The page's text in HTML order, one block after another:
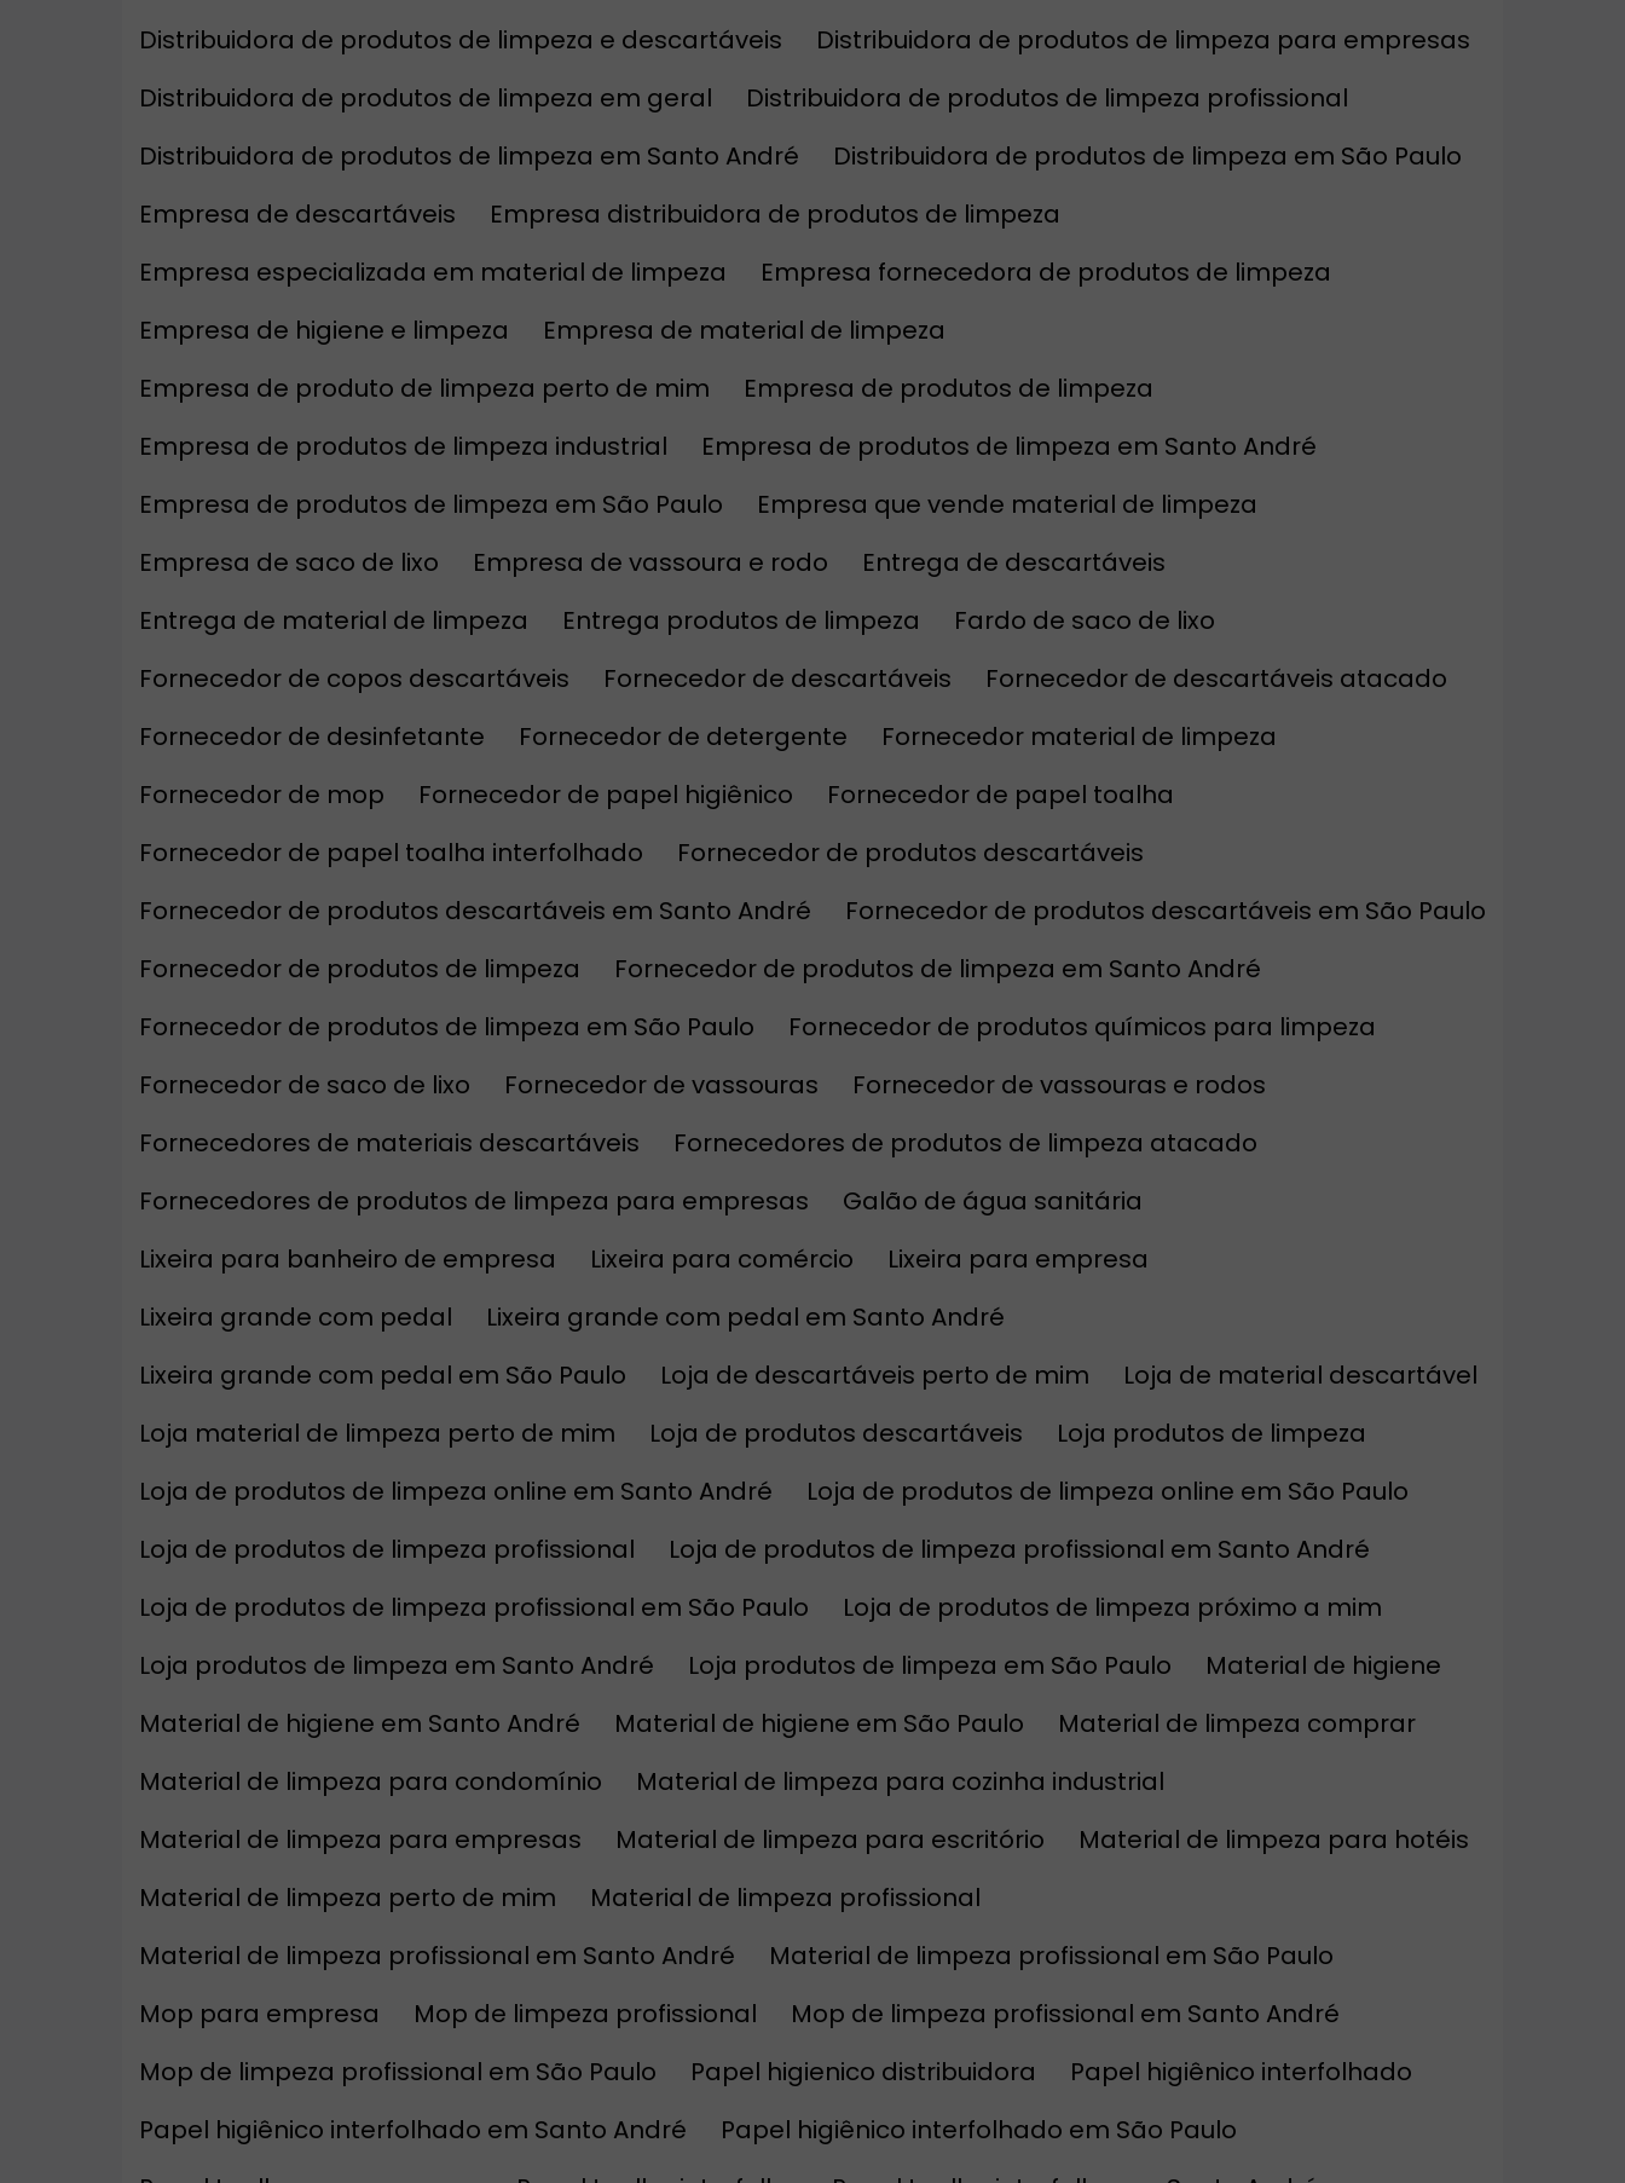
Distribuidora de produtos de limpeza e descartáveis
Distribuidora de produtos de limpeza para empresas
Distribuidora de produtos de limpeza em geral
Distribuidora de produtos de limpeza profissional
Distribuidora de produtos de limpeza em Santo André
Distribuidora de produtos de limpeza em São Paulo
Empresa de descartáveis
Empresa distribuidora de produtos de limpeza
Empresa especializada em material de limpeza
Empresa fornecedora de produtos de limpeza
Empresa de higiene e limpeza
Empresa de material de limpeza
Empresa de produto de limpeza perto de mim
Empresa de produtos de limpeza
Empresa de produtos de limpeza industrial
Empresa de produtos de limpeza em Santo André
Empresa de produtos de limpeza em São Paulo
Empresa que vende material de limpeza
Empresa de saco de lixo
Empresa de vassoura e rodo
Entrega de descartáveis
Entrega de material de limpeza
Entrega produtos de limpeza
Fardo de saco de lixo
Fornecedor de copos descartáveis
Fornecedor de descartáveis
Fornecedor de descartáveis atacado
Fornecedor de desinfetante
Fornecedor de detergente
Fornecedor material de limpeza
Fornecedor de mop
Fornecedor de papel higiênico
Fornecedor de papel toalha
Fornecedor de papel toalha interfolhado
Fornecedor de produtos descartáveis
Fornecedor de produtos descartáveis em Santo André
Fornecedor de produtos descartáveis em São Paulo
Fornecedor de produtos de limpeza
Fornecedor de produtos de limpeza em Santo André
Fornecedor de produtos de limpeza em São Paulo
Fornecedor de produtos químicos para limpeza
Fornecedor de saco de lixo
Fornecedor de vassouras
Fornecedor de vassouras e rodos
Fornecedores de materiais descartáveis
Fornecedores de produtos de limpeza atacado
Fornecedores de produtos de limpeza para empresas
Galão de água sanitária
Lixeira para banheiro de empresa
Lixeira para comércio
Lixeira para empresa
Lixeira grande com pedal
Lixeira grande com pedal em Santo André
Lixeira grande com pedal em São Paulo
Loja de descartáveis perto de mim
Loja de material descartável
Loja material de limpeza perto de mim
Loja de produtos descartáveis
Loja produtos de limpeza
Loja de produtos de limpeza online em Santo André
Loja de produtos de limpeza online em São Paulo
Loja de produtos de limpeza profissional
Loja de produtos de limpeza profissional em Santo André
Loja de produtos de limpeza profissional em São Paulo
Loja de produtos de limpeza próximo a mim
Loja produtos de limpeza em Santo André
Loja produtos de limpeza em São Paulo
Material de higiene
Material de higiene em Santo André
Material de higiene em São Paulo
Material de limpeza comprar
Material de limpeza para condomínio
Material de limpeza para cozinha industrial
Material de limpeza para empresas
Material de limpeza para escritório
Material de limpeza para hotéis
Material de limpeza perto de mim
Material de limpeza profissional
Material de limpeza profissional em Santo André
Material de limpeza profissional em São Paulo
Mop para empresa
Mop de limpeza profissional
Mop de limpeza profissional em Santo André
Mop de limpeza profissional em São Paulo
Papel higienico distribuidora
Papel higiênico interfolhado
Papel higiênico interfolhado em Santo André
Papel higiênico interfolhado em São Paulo